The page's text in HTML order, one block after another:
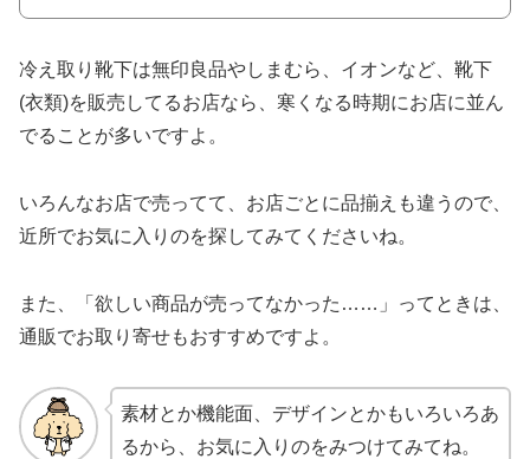
冷え取り靴下は無印良品やしまむら、イオンなど、靴下
(衣類)を販売してるお店なら、寒くなる時期にお店に並ん
でることが多いですよ。
いろんなお店で売ってて、お店ごとに品揃えも違うので、
近所でお気に入りのを探してみてくださいね。
また、「欲しい商品が売ってなかった……」ってときは、
通販でお取り寄せもおすすめですよ。
素材とか機能面、デザインとかもいろいろあ
るから、お気に入りのをみつけてみてね。